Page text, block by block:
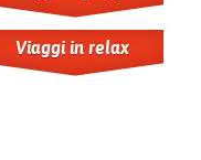
Viaggi in relax